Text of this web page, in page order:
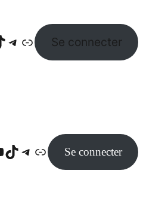
Telegram Lien Se connecter
TikTok Telegram Lien Se connecter